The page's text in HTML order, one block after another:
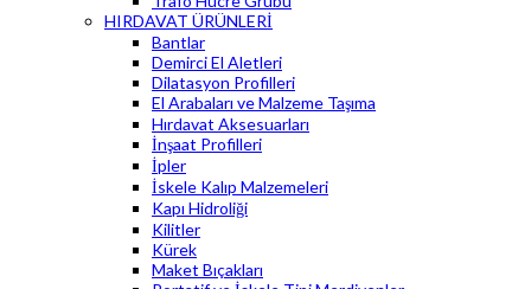
HIRDAVAT ÜRÜNLERİ
Bantlar
Demirci El Aletleri
Dilatasyon Profilleri
El Arabaları ve Malzeme Taşıma
Hırdavat Aksesuarları
İnşaat Profilleri
İpler
İskele Kalıp Malzemeleri
Kapı Hidroliği
Kilitler
Kürek
Maket Bıçakları